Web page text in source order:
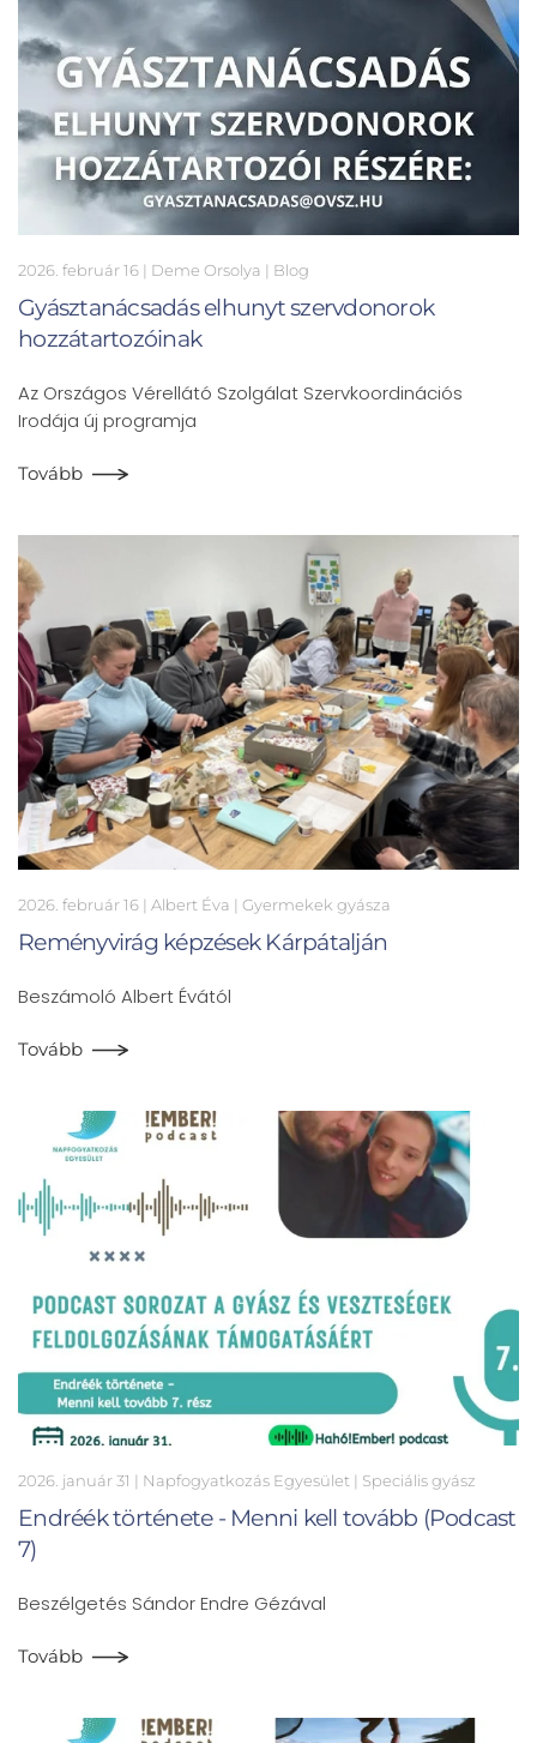
2026. február 16 | Deme Orsolya | Blog
Gyásztanácsadás elhunyt szervdonorok
hozzátartozóinak
Az Országos Vérellátó Szolgálat Szervkoordinációs
Irodája új programja
Tovább
2026. február 16 | Albert Éva | Gyermekek gyásza
Reményvirág képzések Kárpátalján
Beszámoló Albert Évától
Tovább
2026. január 31 | Napfogyatkozás Egyesület | Speciális gyász
Endréék története - Menni kell tovább (Podcast
7)
Beszélgetés Sándor Endre Gézával
Tovább